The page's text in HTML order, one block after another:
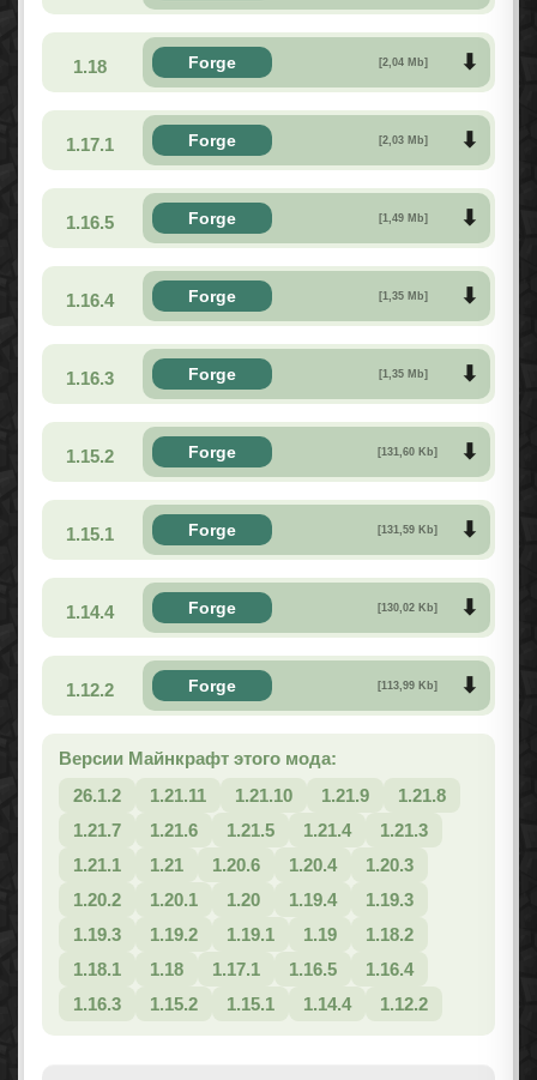
1.18 Forge [2,04 Mb]
1.17.1 Forge [2,03 Mb]
1.16.5 Forge [1,49 Mb]
1.16.4 Forge [1,35 Mb]
1.16.3 Forge [1,35 Mb]
1.15.2 Forge [131,60 Kb]
1.15.1 Forge [131,59 Kb]
1.14.4 Forge [130,02 Kb]
1.12.2 Forge [113,99 Kb]
Версии Майнкрафт этого мода:
26.1.2
1.21.11 1.21.10 1.21.9
1.21.8
1.21.7
1.21.6 1.21.5 1.21.4
1.21.3
1.21.1
1.21 1.20.6 1.20.4
1.20.3
1.20.2
1.20.1 1.20 1.19.4
1.19.3
1.19.3
1.19.2 1.19.1 1.19
1.18.2
1.18.1
1.18 1.17.1 1.16.5
1.16.4
1.16.3
1.15.2 1.15.1 1.14.4 1.12.2